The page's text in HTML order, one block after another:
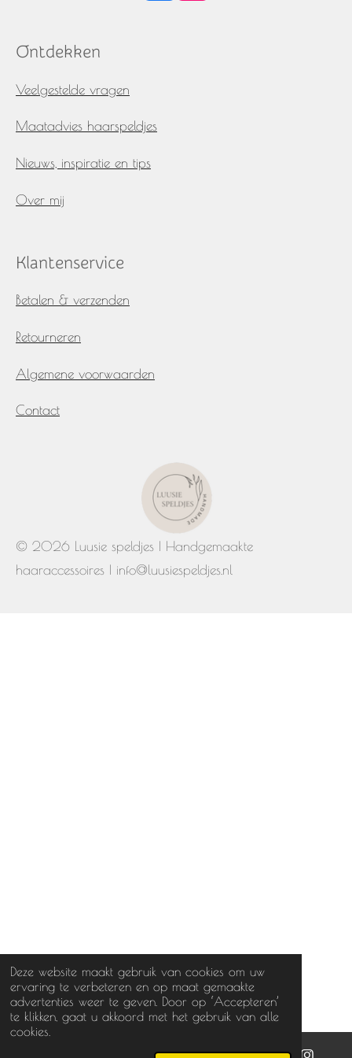
Deze website maakt gebruik van cookies om uw
ervaring te verbeteren en op maat gemaakte
advertenties weer te geven. Door op ‘Accepteren’
te klikken, gaat u akkoord met het gebruik van alle
cookies.
a
n
Ontdekken
Veelgestelde vragen
Maatadvies haarspeldjes
Nieuws, inspiratie en tips
Over mij
Klantenservice
Betalen & verzenden
Retourneren
Algemene voorwaarden
Contact
© 2026 Luusie speldjes | Handgemaakte
haaraccessoires | info@luusiespeldjes.nl